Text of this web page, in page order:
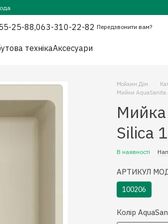
25-88,063-310-22-82 Передзвонити вам?
технікаАксесуари
Мойкин Дім
Мийки AquaSanita
Мийка
Silica
В наявності
АРТИКУЛ
100206
Колiр